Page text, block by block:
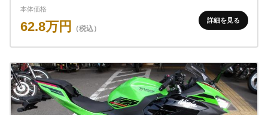
本体価格
62.8万円 （税込）
詳細を見る